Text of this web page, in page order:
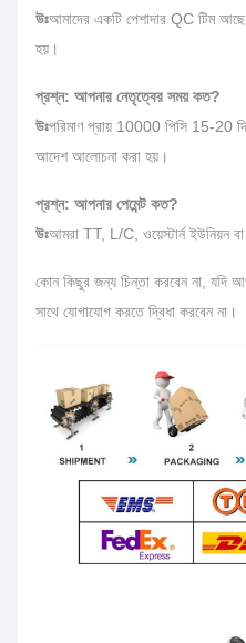
উঃআমাদের একটি পেশাদার QC টিম
হয়।
প্রশ্ন: আপনার নেতৃত্বের সময় কত?
উঃপরিমাণ প্রায় 10000 পিসি 15-20
আদেশ আলোচনা করা হয়।
প্রশ্ন: আপনার পেমেন্ট কত?
উঃআমরা TT, L/C, ওয়েস্টার্ন ইউনিয়ন
কোন কিছুর জন্য চিন্তা করবেন না, যদি
সাথে যোগাযোগ করতে দ্বিধা করবেন না।